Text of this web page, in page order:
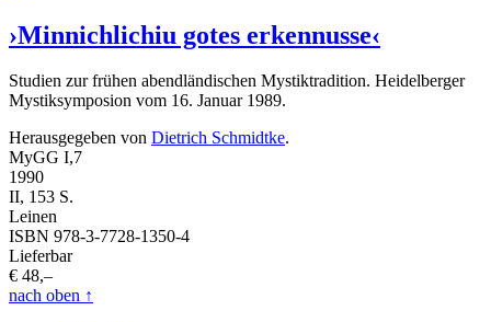
›Minnichlichiu gotes erkennusse‹
Studien zur frühen abendländischen Mystiktradition. Heidelberger
Mystiksymposion vom 16. Januar 1989.
Herausgegeben von Dietrich Schmidtke.
MyGG I,7
1990
II, 153 S.
Leinen
ISBN 978-3-7728-1350-4
Lieferbar
€ 48,–
nach oben ↑